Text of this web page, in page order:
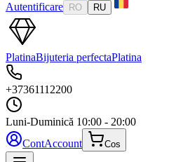
Autentificare
RO RU
PlatinaBijuteria perfectaPlatina
+37361112200
Luni-Duminică 10:00 - 20:00
ContAccount Cos